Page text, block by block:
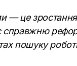
— це
справжню
пошуку